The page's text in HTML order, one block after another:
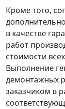
Кроме того,
в качестве
работ
стоимости
Выполнение
демонтажных
заказчиком в